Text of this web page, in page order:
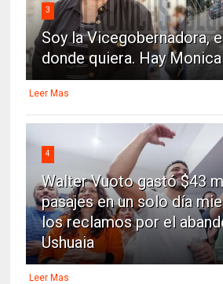
3
Soy la Vicegobernadora,
donde quiera. Hay
Leer Mas
4
Walter Vuoto gastó $43
pasajes en un solo día
los reclamos por el
Ushuaia
Leer Mas